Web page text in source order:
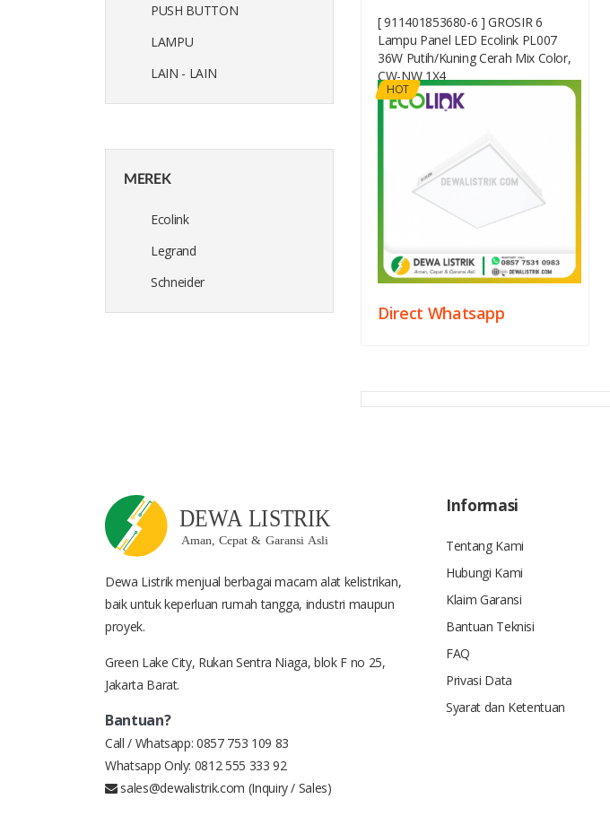
PUSH BUTTON
LAMPU
LAIN - LAIN
MEREK
Ecolink
Legrand
Schneider
[ 911401853680-6 ] GROSIR 6
Lampu Panel LED Ecolink PL007
36W Putih/Kuning Cerah Mix Color,
CW-NW 1X4
HOT
Direct Whatsapp
Dewa Listrik menjual berbagai macam alat kelistrikan,
baik untuk keperluan rumah tangga, industri maupun
proyek.
Green Lake City, Rukan Sentra Niaga, blok F no 25,
Jakarta Barat.
Bantuan?
Call / Whatsapp:0857 753 109 83
Whatsapp Only: 0812 555 333 92
sales@dewalistrik.com (Inquiry / Sales)
Informasi
Tentang Kami
Hubungi Kami
Klaim Garansi
Bantuan Teknisi
FAQ
Privasi Data
Syarat dan Ketentuan